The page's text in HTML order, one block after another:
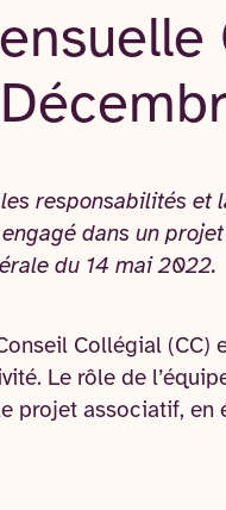
responsabilités et
dans un
du 14 mai 2022.
Collégial
Le rôle de
projet associatif,